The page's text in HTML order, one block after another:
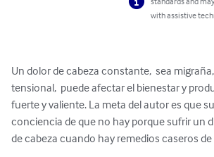
with assistive
Un dolor de cabeza constante,  sea
tensional,  puede afectar el bienestar y
fuerte y valiente. La meta del autor es que
conciencia de que no hay porque sufrir un
de cabeza cuando hay remedios caseros